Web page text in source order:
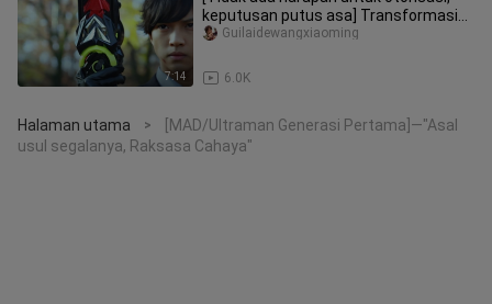
7:14
keputusan putus asa] Transformasi
enam pria tampan tidak dapat d
6.0K
Guilaidewangxiaoming
Halaman utama >
[MAD/Ultraman Generasi Pertama]—"Asal
usul segalanya, Raksasa Cahaya"